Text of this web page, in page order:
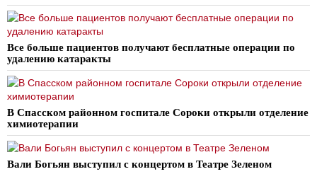
Все больше пациентов получают бесплатные операции по
удалению катаракты
В Спасском районном госпитале Сороки открыли отделение
химиотерапии
Вали Богьян выступил с концертом в Театре Зеленом